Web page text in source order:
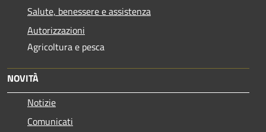
Salute, benessere e assistenza
Autorizzazioni
Agricoltura e pesca
NOVITÀ
Notizie
Comunicati